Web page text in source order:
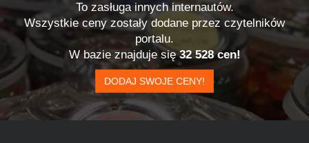
To zasługa innych internautów.
Wszystkie ceny zostały dodane przez czytelników
portalu.
W bazie znajduje się32 528 cen!
DODAJ SWOJE CENY!